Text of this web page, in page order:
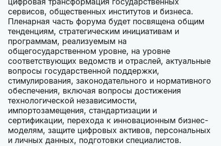
сервисов, общественных институтов и бизнеса.
Пленарная часть форума будет посвящена общим
тенденциям, стратегическим инициативам и
программам, реализуемым на
общегосударственном уровне, на уровне
соответствующих ведомств и отраслей, актуальные
вопросы государственной поддержки,
стимулирования, законодательного и нормативного
обеспечения, включая вопросы достижения
технологической независимости,
импортозамещения, стандартизации и
сертификации, перехода к инновационным бизнес-
моделям, защите цифровых активов, персональных
и личных данных, подготовки специалистов.